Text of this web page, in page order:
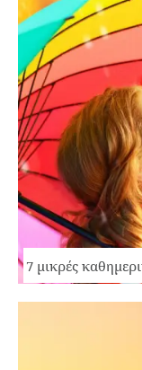
7 μικρές